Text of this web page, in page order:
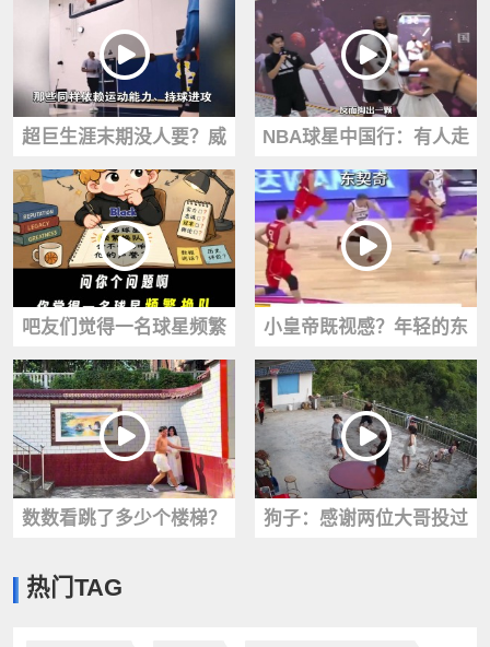
式就此诞生
退罗伊伤病！
超巨生涯末期没人要？威
少并非孤例！AI麦迪甜瓜
都走过这路！
NBA球星中国行：有人走
过场全程冷脸，有人掏真
心融成一片！
吧友们觉得一名球星频繁
换队 会不会影响他的声
誉？
小皇帝既视感？年轻的东
契奇与现在截然相反的风
格 你更喜欢哪款
数数看跳了多少个楼梯？
老遭罪了
狗子：感谢两位大哥投过
热门TAG